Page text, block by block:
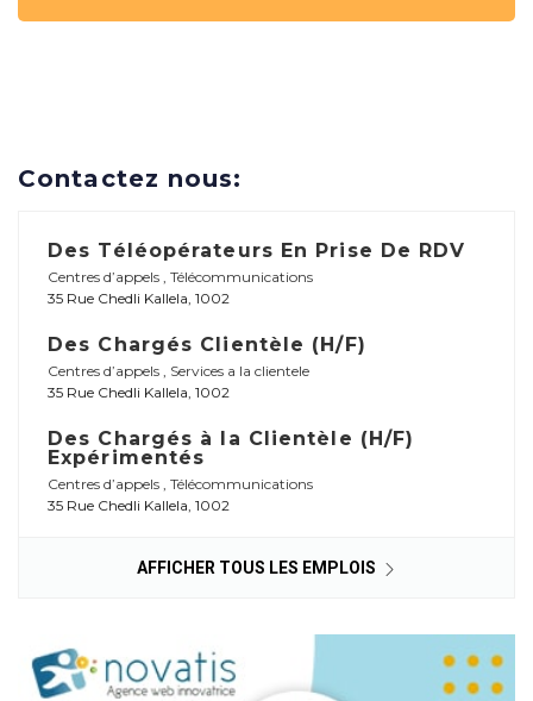
Contactez nous:
Des Téléopérateurs En Prise De RDV
Centres d’appels , Télécommunications
35 Rue Chedli Kallela, 1002
Des Chargés Clientèle (H/F)
Centres d’appels , Services a la clientele
35 Rue Chedli Kallela, 1002
Des Chargés à la Clientèle (H/F)
Expérimentés
Centres d’appels , Télécommunications
35 Rue Chedli Kallela, 1002
AFFICHER TOUS LES EMPLOIS